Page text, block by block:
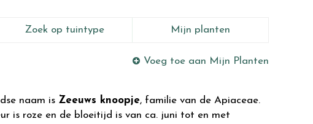
Zoek op tuintype Mijn planten
Voeg toe aan Mijn Planten
naam is Zeeuws knoopje, familie van de Apiaceae.
is roze en de bloeitijd is van ca. juni tot en met